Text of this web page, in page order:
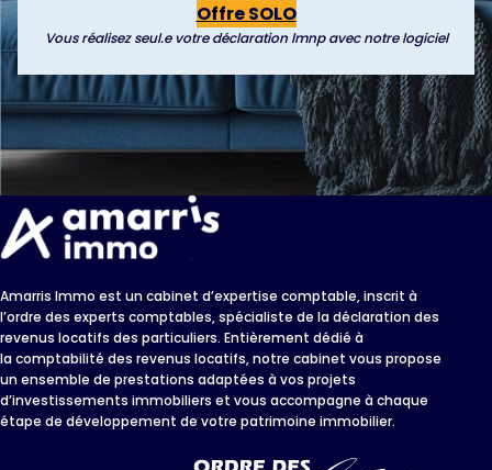
Offre SOLO
Vous réalisez seul.e votre déclaration lmnp avec notre logiciel
Amarris Immo est un cabinet d’expertise comptable, inscrit à
l’ordre des experts comptables, spécialiste de la déclaration des
revenus locatifs des particuliers. Entièrement dédié à
la comptabilité des revenus locatifs, notre cabinet vous propose
un ensemble de prestations adaptées à vos projets
d’investissements immobiliers et vous accompagne à chaque
étape de développement de votre patrimoine immobilier.